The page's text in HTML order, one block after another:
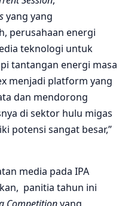
yang yang
perusahaan energi
teknologi untuk
tantangan energi masa
menjadi platform yang
dan mendorong
di sektor hulu migas
potensi sangat besar,”
media pada IPA
panitia tahun ini